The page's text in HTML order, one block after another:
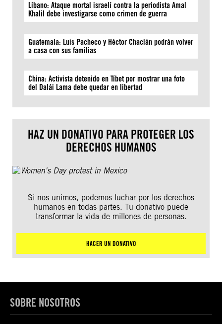
Líbano: Ataque mortal israelí contra la periodista Amal
Khalil debe investigarse como crimen de guerra
Guatemala: Luis Pacheco y Héctor Chaclán podrán volver
a casa con sus familias
China: Activista detenido en Tíbet por mostrar una foto
del Dalái Lama debe quedar en libertad
HAZ UN DONATIVO PARA PROTEGER LOS
DERECHOS HUMANOS
Si nos unimos, podemos luchar por los derechos
humanos en todas partes. Tu donativo puede
transformar la vida de millones de personas.
HACER UN DONATIVO
SOBRE NOSOTROS